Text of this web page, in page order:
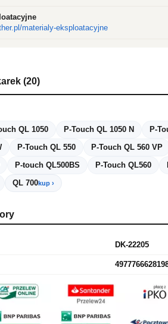
materialy-eksploatacyjne
(20)
QL 1050 P-Touch QL 1050 N P-
P-Touch QL 550 P-Touch QL 560 VP
P-touch QL500BS P-Touch QL560
QL 700kup ›
DK-22205